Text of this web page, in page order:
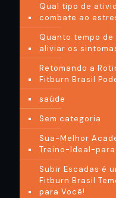
Qual tipo de
combate ao
Quanto tempo
aliviar os
Retomando a
Fitburn Brasil
saúde
Sem categoria
Sua-Melhor
Treino-Ideal-
Subir Escadas é
Fitburn Brasil
para Você!